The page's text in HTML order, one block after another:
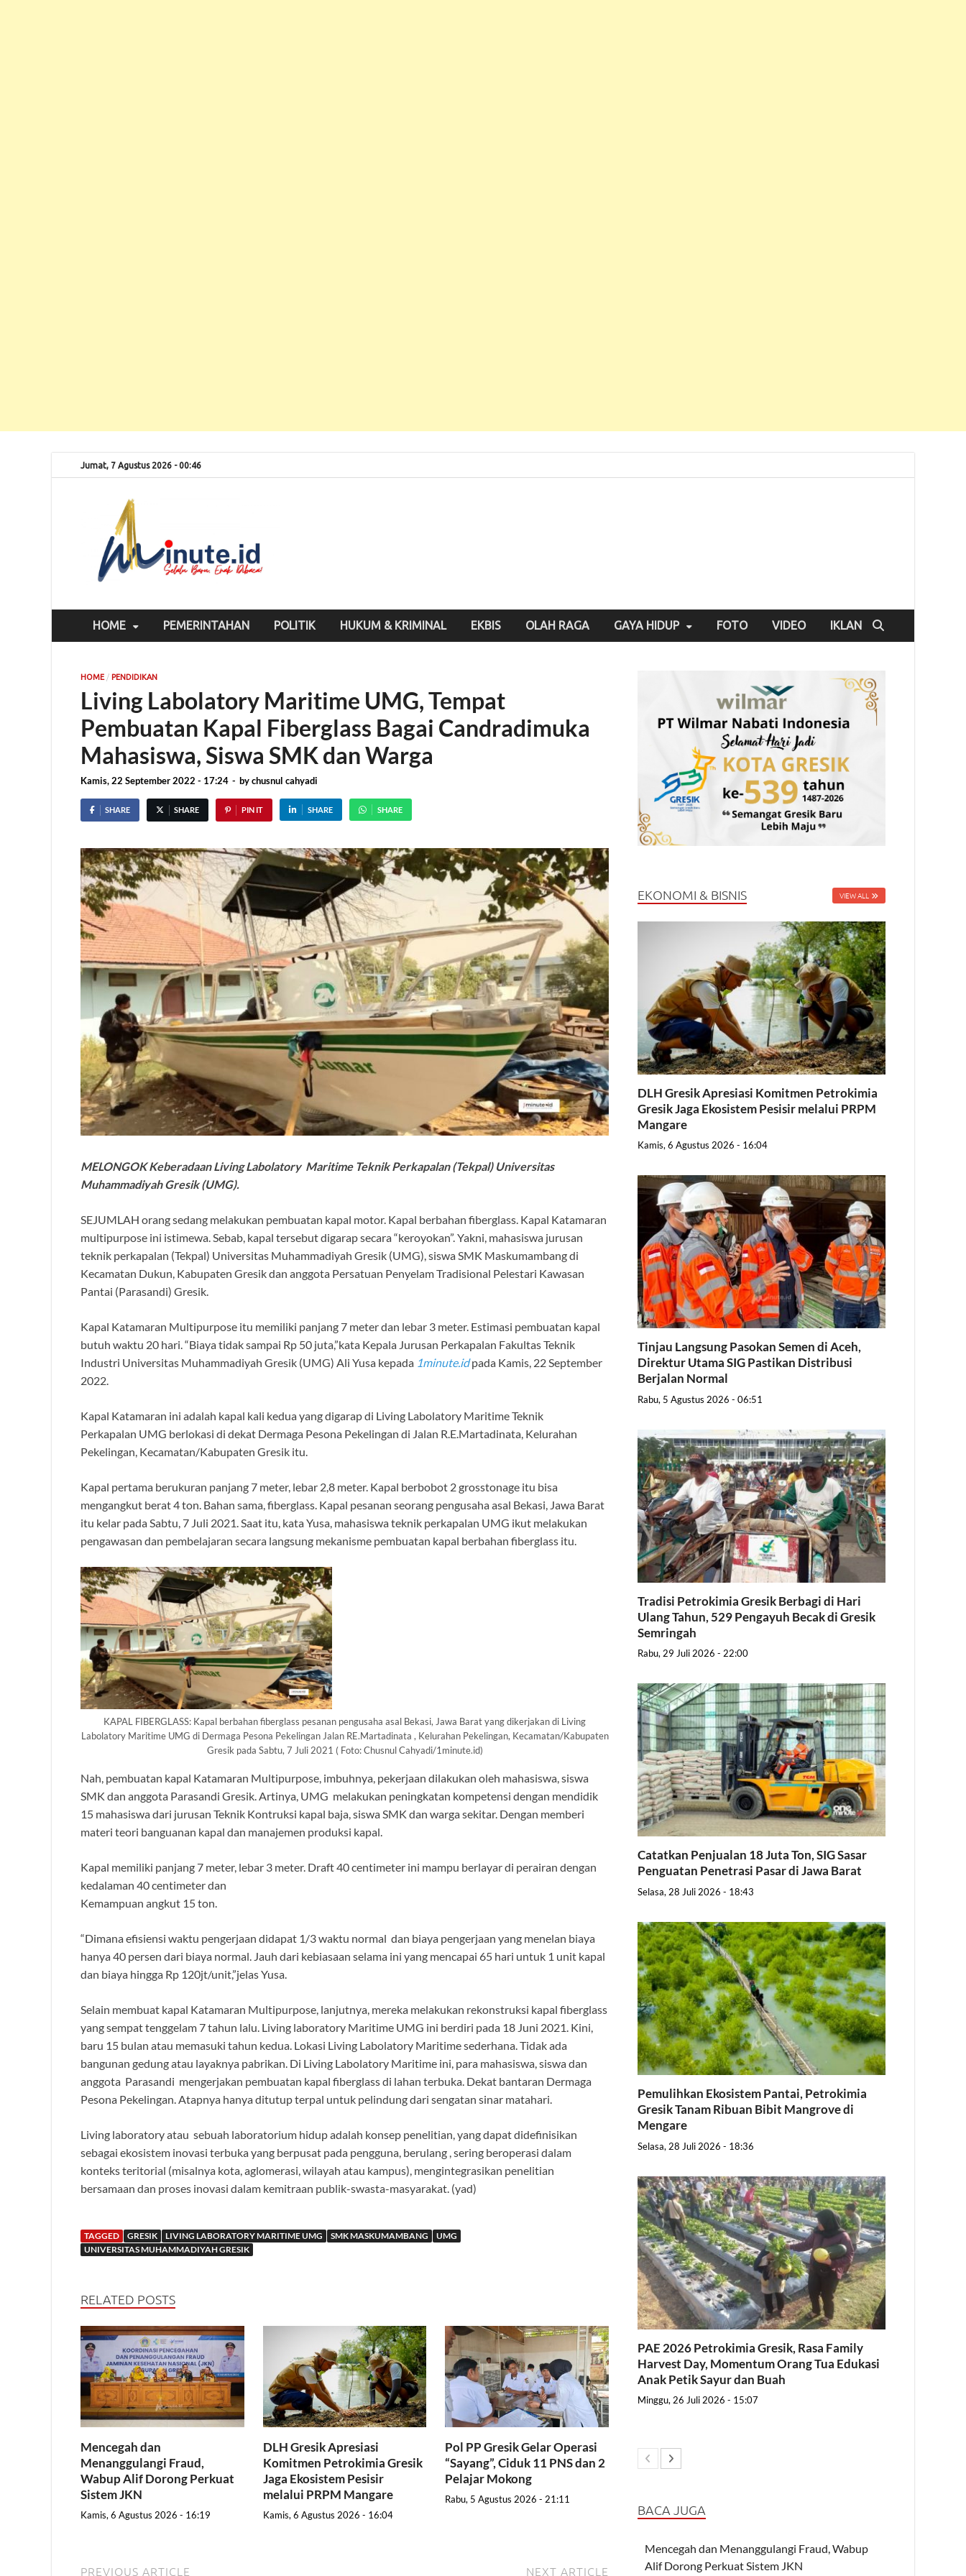
Jumat, 7 Agustus 2026 - 00:46
HOME PEMERINTAHAN POLITIK HUKUM & KRIMINAL EKBIS OLAH RAGA GAYA HIDUP FOTO VIDEO IKLAN
HOME / PENDIDIKAN
Living Labolatory Maritime UMG, Tempat
Pembuatan Kapal Fiberglass Bagai Candradimuka
Mahasiswa, Siswa SMK dan Warga
Kamis, 22 September 2022 - 17:24 - bychusnul cahyadi
SHARE SHARE PIN IT SHARE SHARE
MELONGOK Keberadaan Living Labolatory Maritime Teknik Perkapalan (Tekpal) Universitas
Muhammadiyah Gresik (UMG).
SEJUMLAH orang sedang melakukan pembuatan kapal motor. Kapal berbahan fiberglass. Kapal Katamaran
multipurpose ini istimewa. Sebab, kapal tersebut digarap secara “keroyokan”. Yakni, mahasiswa jurusan
teknik perkapalan (Tekpal) Universitas Muhammadiyah Gresik (UMG), siswa SMK Maskumambang di
Kecamatan Dukun, Kabupaten Gresik dan anggota Persatuan Penyelam Tradisional Pelestari Kawasan
Pantai (Parasandi) Gresik.
Kapal Katamaran Multipurpose itu memiliki panjang 7 meter dan lebar 3 meter. Estimasi pembuatan kapal
butuh waktu 20 hari. “Biaya tidak sampai Rp 50 juta,”kata Kepala Jurusan Perkapalan Fakultas Teknik
Industri Universitas Muhammadiyah Gresik (UMG) Ali Yusa kepada 1minute.idpada Kamis, 22 September
2022.
Kapal Katamaran ini adalah kapal kali kedua yang digarap di Living Labolatory Maritime Teknik
Perkapalan UMG berlokasi di dekat Dermaga Pesona Pekelingan di Jalan R.E.Martadinata, Kelurahan
Pekelingan, Kecamatan/Kabupaten Gresik itu.
Kapal pertama berukuran panjang 7 meter, lebar 2,8 meter. Kapal berbobot 2 grosstonage itu bisa
mengangkut berat 4 ton. Bahan sama, fiberglass. Kapal pesanan seorang pengusaha asal Bekasi, Jawa Barat
itu kelar pada Sabtu, 7 Juli 2021. Saat itu, kata Yusa, mahasiswa teknik perkapalan UMG ikut melakukan
pengawasan dan pembelajaran secara langsung mekanisme pembuatan kapal berbahan fiberglass itu.
KAPAL FIBERGLASS: Kapal berbahan fiberglass pesanan pengusaha asal Bekasi, Jawa Barat yang dikerjakan di Living
Labolatory Maritime UMG di Dermaga Pesona Pekelingan Jalan RE.Martadinata , Kelurahan Pekelingan, Kecamatan/Kabupaten
Gresik pada Sabtu, 7 Juli 2021 ( Foto: Chusnul Cahyadi/1minute.id)
Nah, pembuatan kapal Katamaran Multipurpose, imbuhnya, pekerjaan dilakukan oleh mahasiswa, siswa
SMK dan anggota Parasandi Gresik. Artinya, UMG melakukan peningkatan kompetensi dengan mendidik
15 mahasiswa dari jurusan Teknik Kontruksi kapal baja, siswa SMK dan warga sekitar. Dengan memberi
materi teori banguanan kapal dan manajemen produksi kapal.
Kapal memiliki panjang 7 meter, lebar 3 meter. Draft 40 centimeter ini mampu berlayar di perairan dengan
kedalaman 40 centimeter dan
Kemampuan angkut 15 ton.
“Dimana efisiensi waktu pengerjaan didapat 1/3 waktu normal dan biaya pengerjaan yang menelan biaya
hanya 40 persen dari biaya normal. Jauh dari kebiasaan selama ini yang mencapai 65 hari untuk 1 unit kapal
dan biaya hingga Rp 120jt/unit,”jelas Yusa.
Selain membuat kapal Katamaran Multipurpose, lanjutnya, mereka melakukan rekonstruksi kapal fiberglass
yang sempat tenggelam 7 tahun lalu. Living laboratory Maritime UMG ini berdiri pada 18 Juni 2021. Kini,
baru 15 bulan atau memasuki tahun kedua. Lokasi Living Labolatory Maritime sederhana. Tidak ada
bangunan gedung atau layaknya pabrikan. Di Living Labolatory Maritime ini, para mahasiswa, siswa dan
anggota Parasandi mengerjakan pembuatan kapal fiberglass di lahan terbuka. Dekat bantaran Dermaga
Pesona Pekelingan. Atapnya hanya ditutup terpal untuk pelindung dari sengatan sinar matahari.
Living laboratory atau sebuah laboratorium hidup adalah konsep penelitian, yang dapat didefinisikan
sebagai ekosistem inovasi terbuka yang berpusat pada pengguna, berulang , sering beroperasi dalam
konteks teritorial (misalnya kota, aglomerasi, wilayah atau kampus), mengintegrasikan penelitian
bersamaan dan proses inovasi dalam kemitraan publik-swasta-masyarakat. (yad)
TAGGED GRESIK LIVING LABORATORY MARITIME UMG SMK MASKUMAMBANG
UMG
UNIVERSITAS MUHAMMADIYAH GRESIK
RELATED POSTS
Mencegah dan
Menanggulangi Fraud,
Wabup Alif Dorong Perkuat
Sistem JKN
Kamis, 6 Agustus 2026 - 16:19
DLH Gresik Apresiasi
Komitmen Petrokimia Gresik
Jaga Ekosistem Pesisir
melalui PRPM Mangare
Kamis, 6 Agustus 2026 - 16:04
Pol PP Gresik Gelar Operasi
“Sayang”, Ciduk 11 PNS dan 2
Pelajar Mokong
Rabu, 5 Agustus 2026 - 21:11
PREVIOUS ARTICLE NEXT ARTICLE
EKONOMI & BISNIS VIEW ALL
DLH Gresik Apresiasi Komitmen Petrokimia
Gresik Jaga Ekosistem Pesisir melalui PRPM
Mangare
Kamis, 6 Agustus 2026 - 16:04
Tinjau Langsung Pasokan Semen di Aceh,
Direktur Utama SIG Pastikan Distribusi
Berjalan Normal
Rabu, 5 Agustus 2026 - 06:51
Tradisi Petrokimia Gresik Berbagi di Hari
Ulang Tahun, 529 Pengayuh Becak di Gresik
Semringah
Rabu, 29 Juli 2026 - 22:00
Catatkan Penjualan 18 Juta Ton, SIG Sasar
Penguatan Penetrasi Pasar di Jawa Barat
Selasa, 28 Juli 2026 - 18:43
Pemulihkan Ekosistem Pantai, Petrokimia
Gresik Tanam Ribuan Bibit Mangrove di
Mengare
Selasa, 28 Juli 2026 - 18:36
PAE 2026 Petrokimia Gresik, Rasa Family
Harvest Day, Momentum Orang Tua Edukasi
Anak Petik Sayur dan Buah
Minggu, 26 Juli 2026 - 15:07
BACA JUGA
Mencegah dan Menanggulangi Fraud, Wabup
Alif Dorong Perkuat Sistem JKN